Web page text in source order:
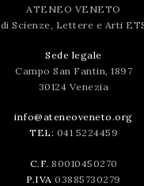
ATENEO VENETO
di Scienze, Lettere e Arti
Sede legale
Campo San Fantin, 1897
30124 Venezia
info@ateneoveneto.org
TEL: 041 5224459
C.F. 80010450270
P.IVA 03885730279